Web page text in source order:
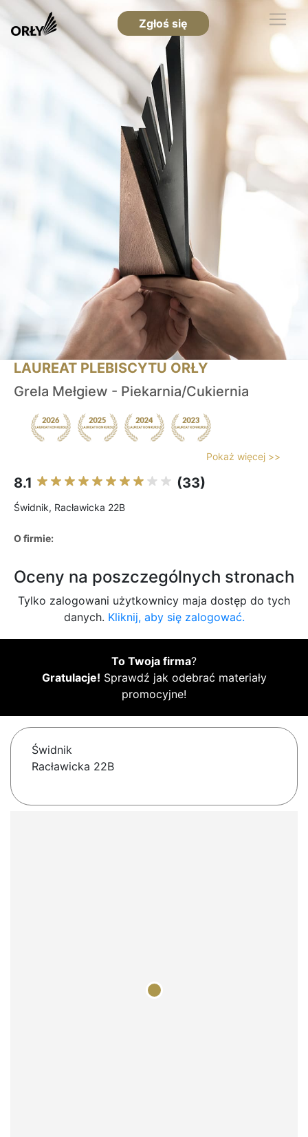
Zgłoś się
LAUREAT PLEBISCYTU ORŁY
Grela Mełgiew - Piekarnia/Cukiernia
Pokaż więcej >>
8.1 (33)
Świdnik, Racławicka 22B
O firmie:
Oceny na poszczególnych stronach
Tylko zalogowani użytkownicy maja dostęp do tych
danych. Kliknij, aby się zalogować.
To Twoja firma?
Gratulacje! Sprawdź jak odebrać materiały
promocyjne!
Świdnik
Racławicka 22B